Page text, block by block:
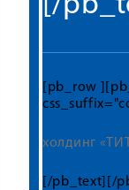
[pb_row
холдинг
[/pb_text][/